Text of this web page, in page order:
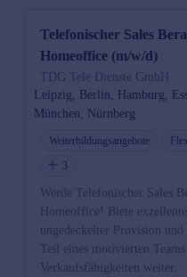
Telefonischer Sales
Homeoffice (m/w/d)
TDG Tele Dienste GmbH
Leipzig, Berlin, Hamburg,
München, Nürnberg
Weiterbildungsangebote
3
Werde Telefonischer Sales
Homeoffice! Biete
ungedeckelter Provision
Teil eines motivierten
Verkaufsfähigkeiten weiter.